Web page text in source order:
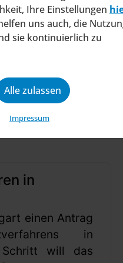
Ihre Einstellungen
uns auch, die
sie kontinuierlich zu
Alle zulassen
Impressum
positioniert
in
einen Antrag
in
Schritt will das